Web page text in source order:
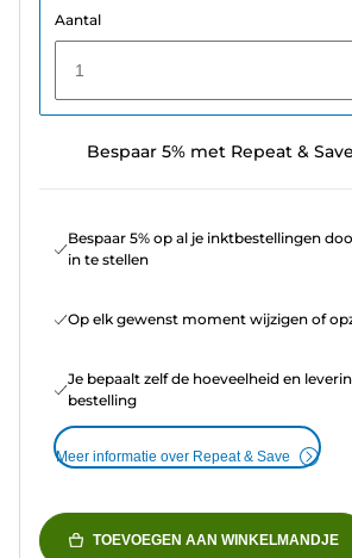
Aantal
1
Bespaar 5% met Repeat & Save
Bespaar 5% op al je inktbestellingen
in te stellen
Op elk gewenst moment wijzigen of
Je bepaalt zelf de hoeveelheid en
bestelling
Meer informatie over Repeat & Save
TOEVOEGEN AAN WINKELMANDJE